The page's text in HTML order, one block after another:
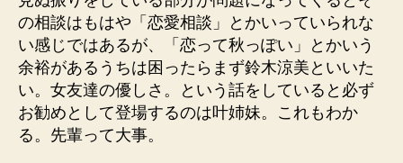
の相談はもはや「恋愛相談」とかいっていられな
い感じではあるが、「恋って秋っぽい」とかいう
余裕があるうちは困ったらまず鈴木涼美といいた
い。女友達の優しさ。という話をしていると必ず
お勧めとして登場するのは叶姉妹。これもわか
る。先輩って大事。